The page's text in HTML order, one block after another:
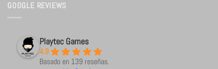
GOOGLE REVIEWS
Playtec Games
4.9
Basado en 139 reseñas.